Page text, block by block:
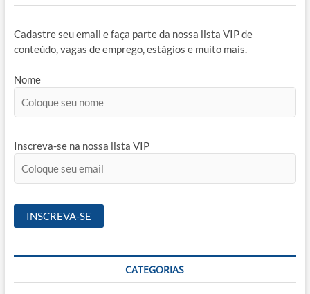
Cadastre seu email e faça parte da nossa lista VIP de
conteúdo, vagas de emprego, estágios e muito mais.
Nome
Inscreva-se na nossa lista VIP
CATEGORIAS